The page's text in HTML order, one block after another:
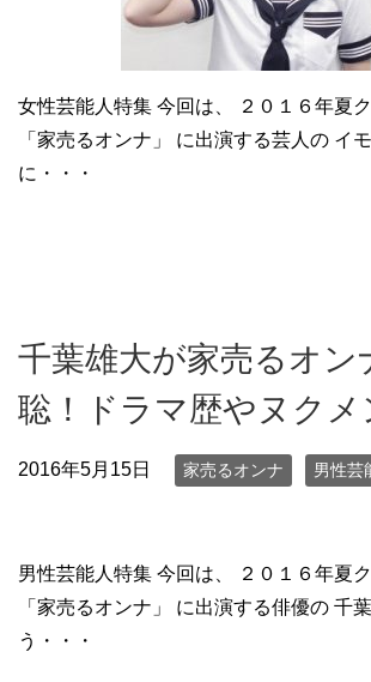
女性芸能人特集 今回は、 ２０１６年夏
「家売るオンナ」 に出演する芸人の イ
に・・・
千葉雄大が家売るオン
聡！ドラマ歴やヌクメ
2016年5月15日 家売るオンナ 男性芸
男性芸能人特集 今回は、 ２０１６年夏
「家売るオンナ」 に出演する俳優の 千
う・・・